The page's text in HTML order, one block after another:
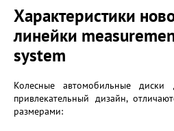
Характеристики
линейки
system
Колесные автомобильные
привлекательный дизайн,
размерами: